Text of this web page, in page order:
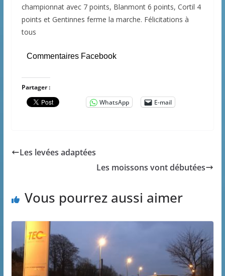
championnat avec 7 points, Blanmont 6 points, Cortil 4
points et Gentinnes ferme la marche. Félicitations à
tous
Commentaires Facebook
Partager :
WhatsApp
E-mail
Les levées adaptées
Les moissons vont débutées
Vous pourrez aussi aimer